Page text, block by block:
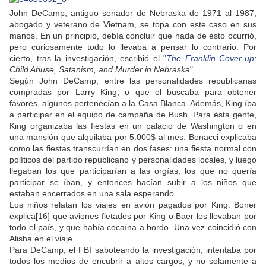
John DeCamp, antiguo senador de Nebraska de 1971 al 1987,
abogado y veterano de Vietnam, se topa con este caso en sus
manos. En un principio, debía concluir que nada de ésto ocurrió,
pero curiosamente todo lo llevaba a pensar lo contrario. Por
cierto, tras la investigación, escribió el "The Franklin Cover-up:
Child Abuse, Satanism, and Murder in Nebraska".
Según John DeCamp, entre las personalidades republicanas
compradas por Larry King, o que el buscaba para obtener
favores, algunos pertenecían a la Casa Blanca. Además, King íba
a participar en el equipo de campaña de Bush. Para ésta gente,
King organizaba las fiestas en un palacio de Washington o en
una mansión que alquilaba por 5.000$ al mes. Bonacci explicaba
como las fiestas transcurrían en dos fases: una fiesta normal con
políticos del partido republicano y personalidades locales, y luego
llegaban los que participarían a las orgías, los que no quería
participar se íban, y entonces hacían subir a los niños que
estaban encerrados en una sala esperando.
Los niños relatan los viajes en avión pagados por King. Boner
explica[16] que aviones fletados por King o Baer los llevaban por
todo el país, y que había cocaïna a bordo. Una vez coincidió con
Alisha en el viaje.
Para DeCamp, el FBI saboteando la investigación, intentaba por
todos los medios de encubrir a altos cargos, y no solamente a